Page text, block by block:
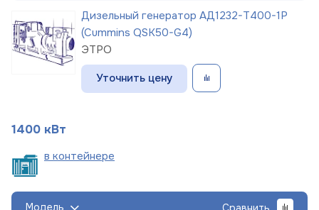
Дизельный генератор АД1232-Т400-1Р
(Cummins QSK50-G4)
ЭТРО
Уточнить цену
1400 кВт
в контейнере
Модель